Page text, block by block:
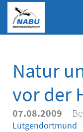
Skip to main content
Natur
vor der
07.08.2009
Lütgendortmund